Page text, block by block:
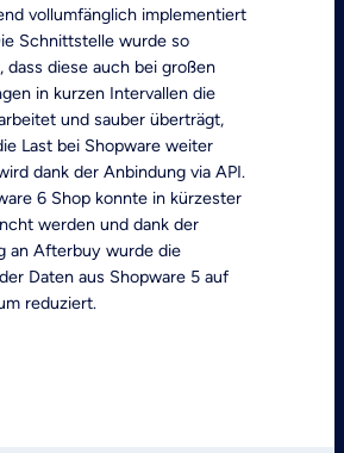
vollumfänglich implementiert
Schnittstelle wurde so
dass diese auch bei großen
in kurzen Intervallen die
und sauber überträgt,
Last bei Shopware weiter
dank der Anbindung via API.
6 Shop konnte in kürzester
werden und dank der
an Afterbuy wurde die
Daten aus Shopware 5 auf
reduziert.